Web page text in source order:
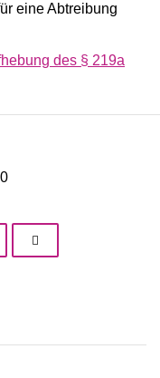
eine Abtreibung
des § 219a